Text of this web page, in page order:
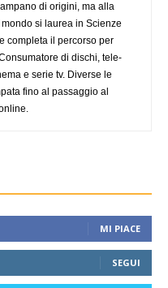
di origini, ma alla
si laurea in Scienze
completa il percorso per
di dischi, tele-
e serie tv. Diverse le
fino al passaggio al
MI PIACE
SEGUI